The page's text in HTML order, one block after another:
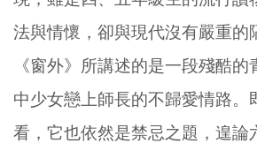
法與情懷，卻與現代沒有嚴重的
《窗外》所講述的是一段殘酷
中少女戀上師長的不歸愛情路。
看，它也依然是禁忌之題，遑論